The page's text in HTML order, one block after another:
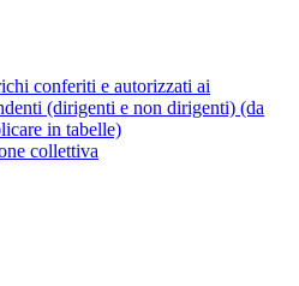
conferiti e autorizzati ai
(dirigenti e non dirigenti) (da
in tabelle)
collettiva